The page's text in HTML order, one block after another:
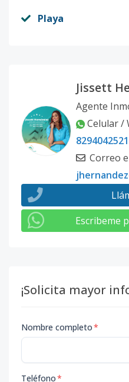
Playa
Jissett
Agente
Celular /
8294042521
Correo
Escribeme
¡Solicita mayor
Nombre completo*
Teléfono*